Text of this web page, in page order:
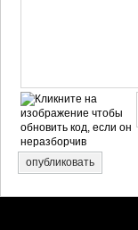
опубликовать